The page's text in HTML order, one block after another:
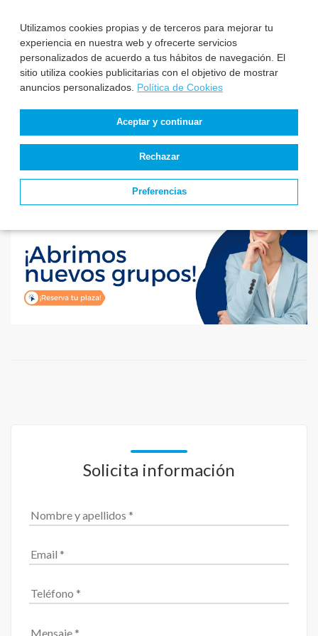
Utilizamos cookies propias y de terceros para mejorar tu
experiencia en nuestra web y ofrecerte servicios
personalizados de acuerdo a tus hábitos de navegación. El
sitio utiliza cookies publicitarias con el objetivo de mostrar
anuncios personalizados. Política de Cookies
Aceptar y continuar
Rechazar
Preferencias
plazas de E...
El Instituto Nacional
de Gestión Sanitaria
aprueba la relaci...
Solicita información